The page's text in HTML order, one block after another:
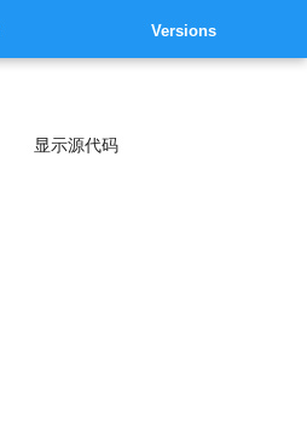
Versions
显示源代码